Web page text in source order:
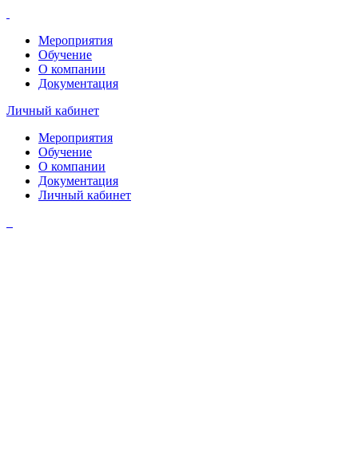
Мероприятия
Обучение
О компании
Документация
Личный кабинет
Мероприятия
Обучение
О компании
Документация
Личный кабинет